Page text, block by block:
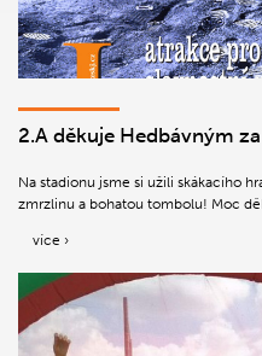
2.A děkuje Hedbávným
Na stadionu jsme si užili skákacího
zmrzlinu a bohatou tombolu! Moc
více ›